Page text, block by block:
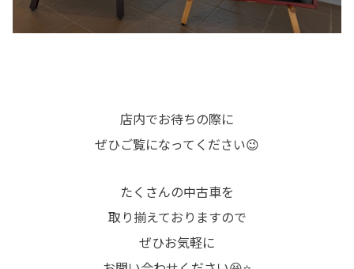
店内でお待ちの際に
ぜひご覧になってください😉
たくさんの中古車を
取り揃えておりますので
ぜひお気軽に